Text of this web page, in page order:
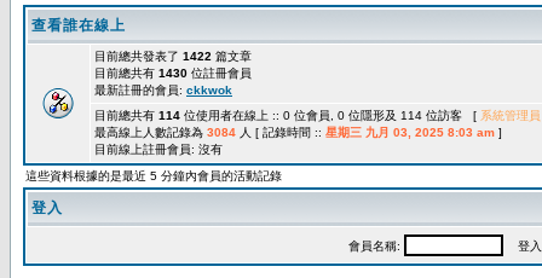
查看誰在線上
目前總共發表了 1422 篇文章
目前總共有 1430 位註冊會員
最新註冊的會員: ckkwok
目前總共有 114 位使用者在線上 :: 0 位會員, 0 位隱形及 114 位訪客 [ 系統管理員
最高線上人數記錄為 3084 人 [ 記錄時間 :: 星期三 九月 03, 2025 8:03 am ]
目前線上註冊會員: 沒有
這些資料根據的是最近 5 分鐘內會員的活動記錄
登入
會員名稱: 登入